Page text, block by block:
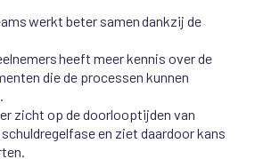
werkt beter samendankzij de
heeft meer kennis over de
die de processen kunnen
zicht op de doorlooptijden van
en ziet daardoorkans
.